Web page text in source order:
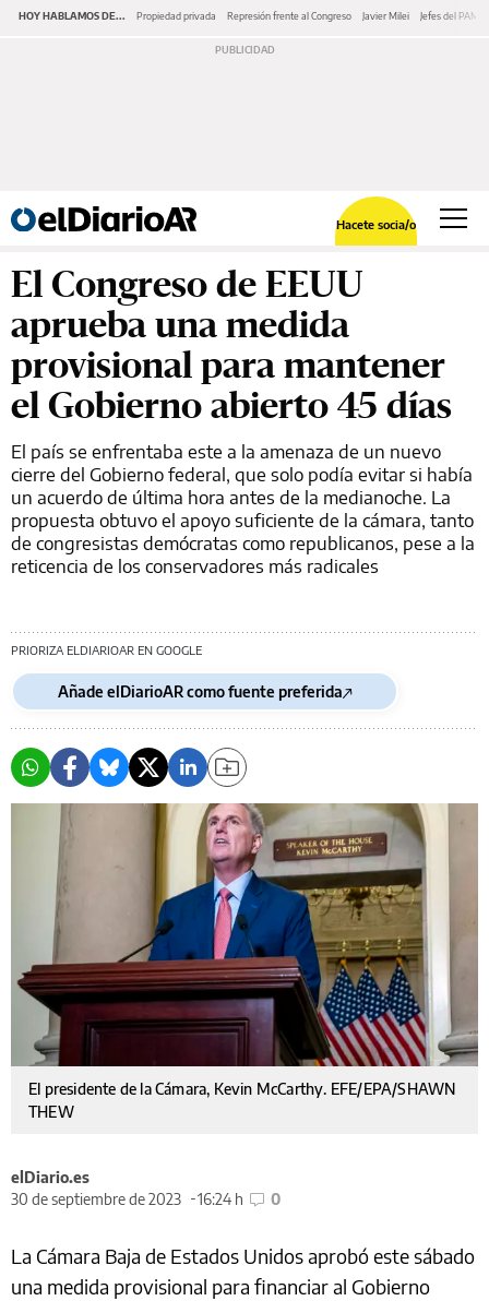
HOY HABLAMOS DE... Propiedad privada Represión frente al Congreso Javier Milei Jefes del PAMI
Hacete socia/o
El Congreso de EEUU
aprueba una medida
provisional para mantener
el Gobierno abierto 45 días
El país se enfrentaba este a la amenaza de un nuevo
cierre del Gobierno federal, que solo podía evitar si había
un acuerdo de última hora antes de la medianoche. La
propuesta obtuvo el apoyo suficiente de la cámara, tanto
de congresistas demócratas como republicanos, pese a la
reticencia de los conservadores más radicales
PRIORIZA ELDIARIOAR EN GOOGLE
Añade elDiarioAR como fuente preferida
El presidente de la Cámara, Kevin McCarthy. EFE/EPA/SHAWN
THEW
elDiario.es
30 de septiembre de 2023
16:24 h 0
La Cámara Baja de Estados Unidos aprobó este sábado
una medida provisional para financiar al Gobierno